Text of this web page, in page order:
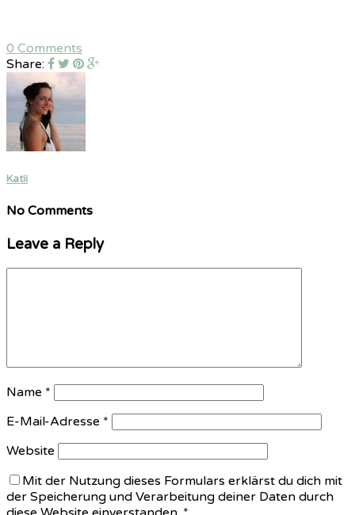
0 Comments
Share:
Katii
No Comments
Leave a Reply
Name *
E-Mail-Adresse *
Website
Mit der Nutzung dieses Formulars erklärst du dich mit
der Speicherung und Verarbeitung deiner Daten durch